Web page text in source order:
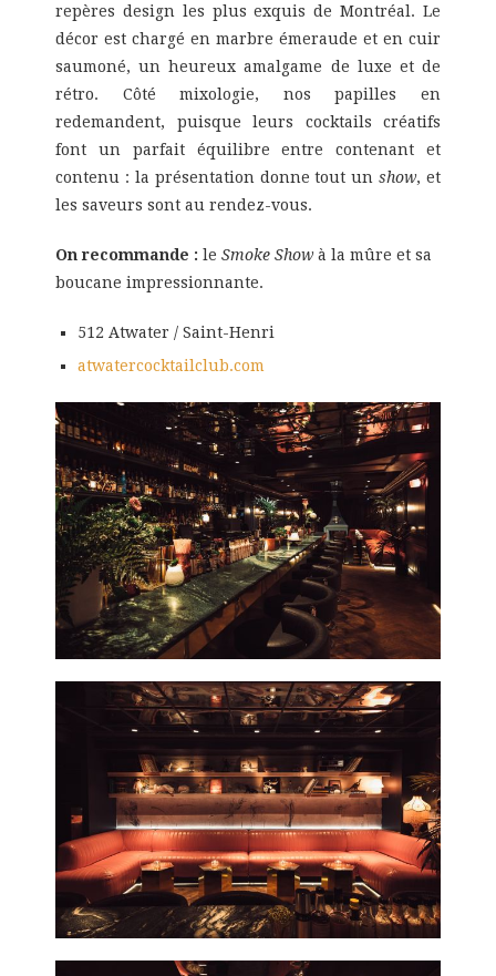
repères design les plus exquis de Montréal. Le
décor est chargé en marbre émeraude et en cuir
saumoné, un heureux amalgame de luxe et de
rétro. Côté mixologie, nos papilles en
redemandent, puisque leurs cocktails créatifs
font un parfait équilibre entre contenant et
contenu : la présentation donne tout unshow, et
les saveurs sont au rendez-vous.
On recommande : le Smoke Show à la mûre et sa
boucane impressionnante.
512 Atwater / Saint-Henri
atwatercocktailclub.com